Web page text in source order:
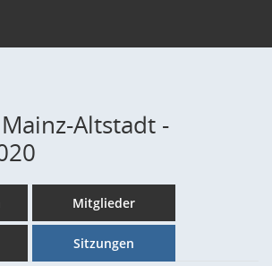
Altstadt -
Mitglieder
Sitzungen